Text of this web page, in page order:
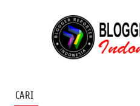
CARI